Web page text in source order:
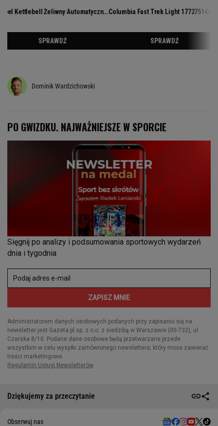
Dominik Wardzichowski
Dziękujemy za przeczytanie
Obserwuj nas